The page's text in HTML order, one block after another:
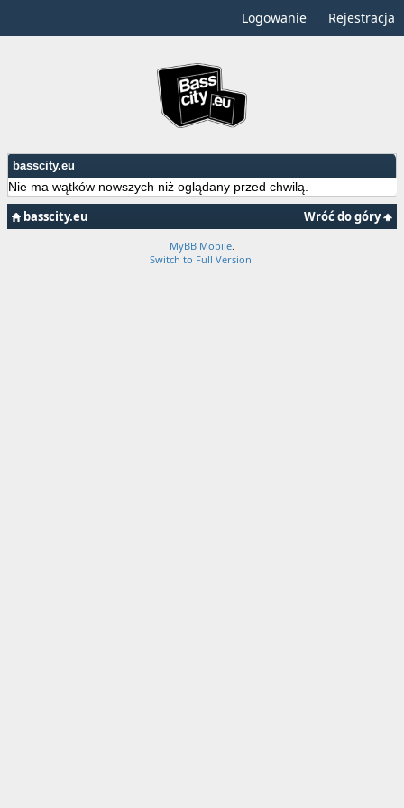
Logowanie Rejestracja
basscity.eu
Nie ma wątków nowszych niż oglądany przed chwilą.
Wróć do góry
basscity.eu
MyBB Mobile.
Switch to Full Version